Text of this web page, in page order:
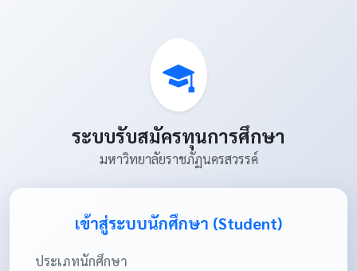
ระบบรับสมัครทุนการศึกษา
มหาวิทยาลัยราชภัฏนครสวรรค์
เข้าสู่ระบบนักศึกษา (Student)
ประเภทนักศึกษา